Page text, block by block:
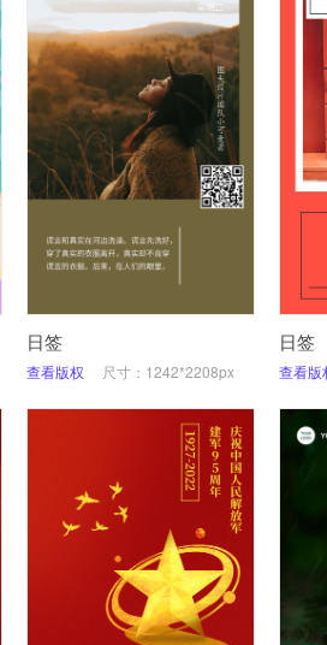
日签
查看版权 尺寸：1242*2208px
日签
查看版